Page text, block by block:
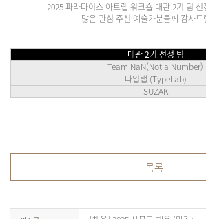
2025파라다이스 아트랩 워크숍 대관2기 팀 선
많은 관심 주신 예술가분들께 감사드
대관2기 선정 팀
Team NaN(Not a Number)
타입랩 (TypeLab)
SUZAK
목록